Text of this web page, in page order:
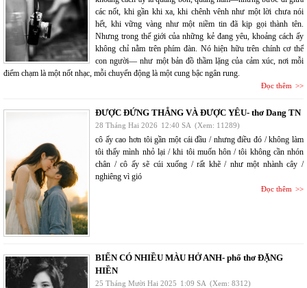
các nốt, khi gần khi xa, khi chênh vênh như một lời chưa nói
hết, khi vững vàng như một niềm tin đã kịp gọi thành tên.
Nhưng trong thế giới của những kẻ đang yêu, khoảng cách ấy
không chỉ nằm trên phím đàn. Nó hiện hữu trên chính cơ thể
con người— như một bản đồ thầm lặng của cảm xúc, nơi mỗi
điểm chạm là một nốt nhạc, mỗi chuyển động là một cung bậc ngân rung.
Đọc thêm
ĐƯỢC ĐỨNG THẲNG VÀ ĐƯỢC YÊU- thơ Dang TN
28 Tháng Hai 2026 12:40 SA (Xem: 11289)
cô ấy cao hơn tôi gần một cái đầu / nhưng điều đó / không làm
tôi thấy mình nhỏ lại / khi tôi muốn hôn / tôi không cần nhón
chân / cô ấy sẽ cúi xuống / rất khẽ / như một nhành cây /
nghiêng vì gió
Đọc thêm
BIỂN CÓ NHIỀU MÀU HỞ ANH- phổ thơ ĐẶNG
HIỀN
25 Tháng Mười Hai 2025 1:09 SA (Xem: 8312)